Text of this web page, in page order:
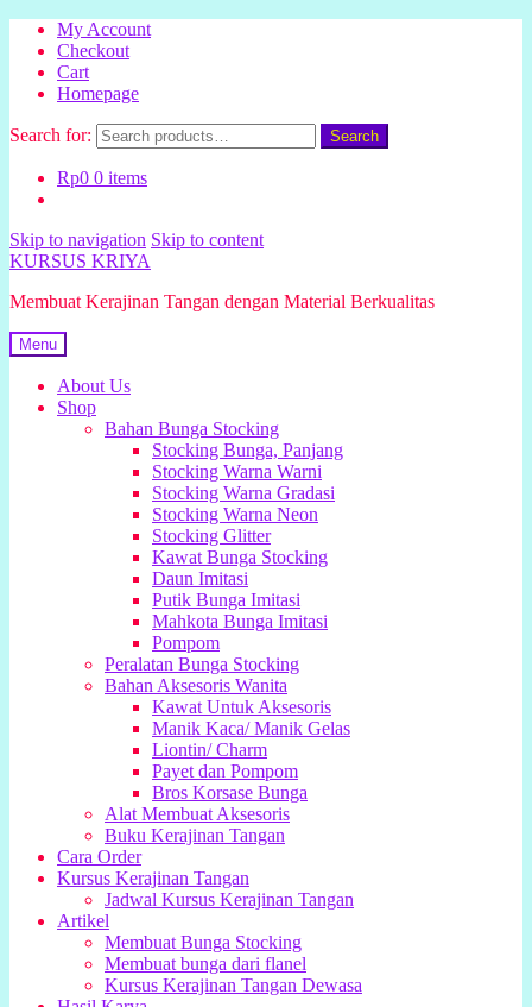
My Account
Checkout
Cart
Homepage
Search for: Search
Rp0 0 items
Skip to navigation Skip to content
KURSUS KRIYA
Membuat Kerajinan Tangan dengan Material Berkualitas
Menu
About Us
Shop
Bahan Bunga Stocking
Stocking Bunga, Panjang
Stocking Warna Warni
Stocking Warna Gradasi
Stocking Warna Neon
Stocking Glitter
Kawat Bunga Stocking
Daun Imitasi
Putik Bunga Imitasi
Mahkota Bunga Imitasi
Pompom
Peralatan Bunga Stocking
Bahan Aksesoris Wanita
Kawat Untuk Aksesoris
Manik Kaca/ Manik Gelas
Liontin/ Charm
Payet dan Pompom
Bros Korsase Bunga
Alat Membuat Aksesoris
Buku Kerajinan Tangan
Cara Order
Kursus Kerajinan Tangan
Jadwal Kursus Kerajinan Tangan
Artikel
Membuat Bunga Stocking
Membuat bunga dari flanel
Kursus Kerajinan Tangan Dewasa